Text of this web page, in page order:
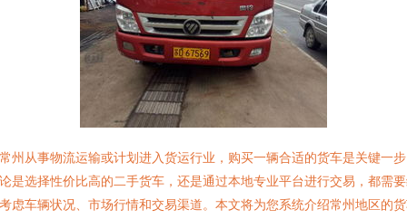
州从事物流运输或计划进入货运行业，购买一辆合适的货车是关键一
是选择性价比高的二手货车，还是通过本地专业平台进行交易，都需
虑车辆状况、市场行情和交易渠道。本文将为您系统介绍常州地区的